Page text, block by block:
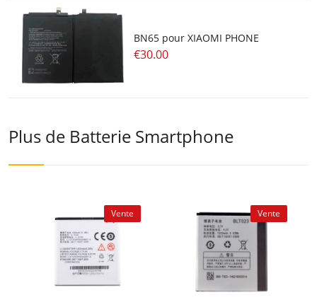
BN65 pour XIAOMI PHONE
€30.00
Plus de Batterie Smartphone
Vente Vente